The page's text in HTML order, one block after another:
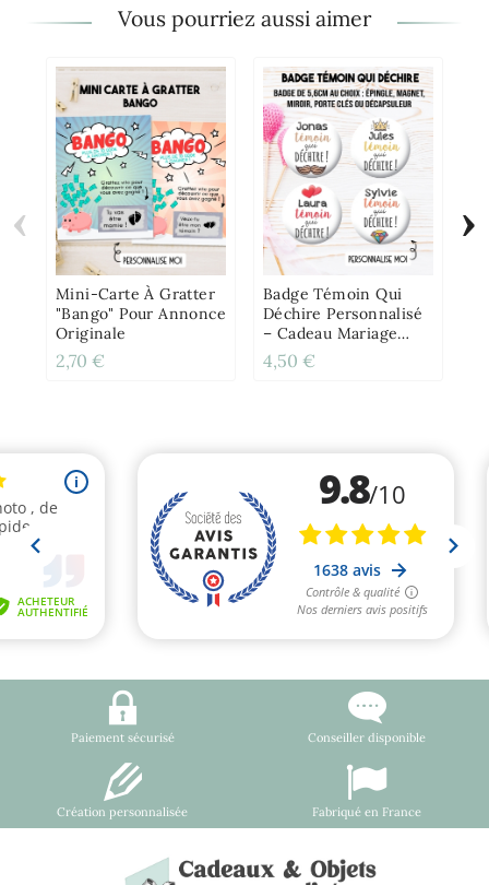
Vous pourriez aussi aimer
Mini-Carte À Gratter
"Bango" Pour Annonce
Originale
2,70 €
Badge Témoin Qui
Déchire Personnalisé
– Cadeau Mariage
Original
4,50 €
‹ ›
Paiement sécurisé Conseiller disponible
Création personnalisée Fabriqué en France